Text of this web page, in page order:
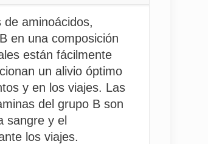
aminoácidos,
en una composición
están fácilmente
un alivio óptimo
y en los viajes. Las
del grupo B son
sangre y el
los viajes.